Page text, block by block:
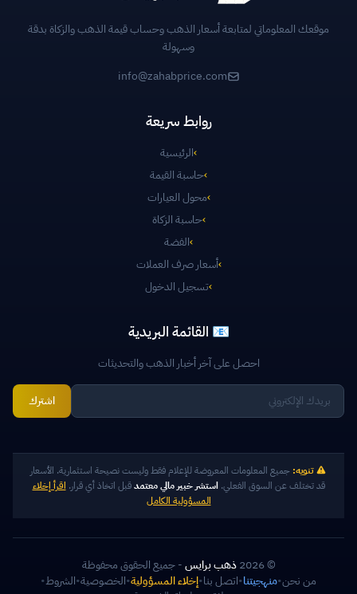
موقعك المعلوماتي لمتابعة أسعار الذهب وحساب قيمة الذهب والزكاة بدقة
وسهولة
info@zahabprice.com
روابط سريعة
›الرئيسية
›حاسبة القيمة
›محول العيارات
›حاسبة الزكاة
›الفضة
›أسعار صرف العملات
›تسجيل الدخول
📧 القائمة البريدية
احصل على آخر أخبار الذهب والتحديثات
اشترك
تنويه: جميع المعلومات المعروضة للإعلام فقط وليست نصيحة استثمارية. الأسعار
قد تختلف عن السوق الفعلي.استشر خبير مالي معتمدقبل اتخاذ أي قرار. اقرأ إخلاء
المسؤولية الكامل
© 2026 ذهب برايس- جميع الحقوق محفوظة
من نحن•منهجيتنا•اتصل بنا•إخلاء المسؤولية•الخصوصية•الشروط•